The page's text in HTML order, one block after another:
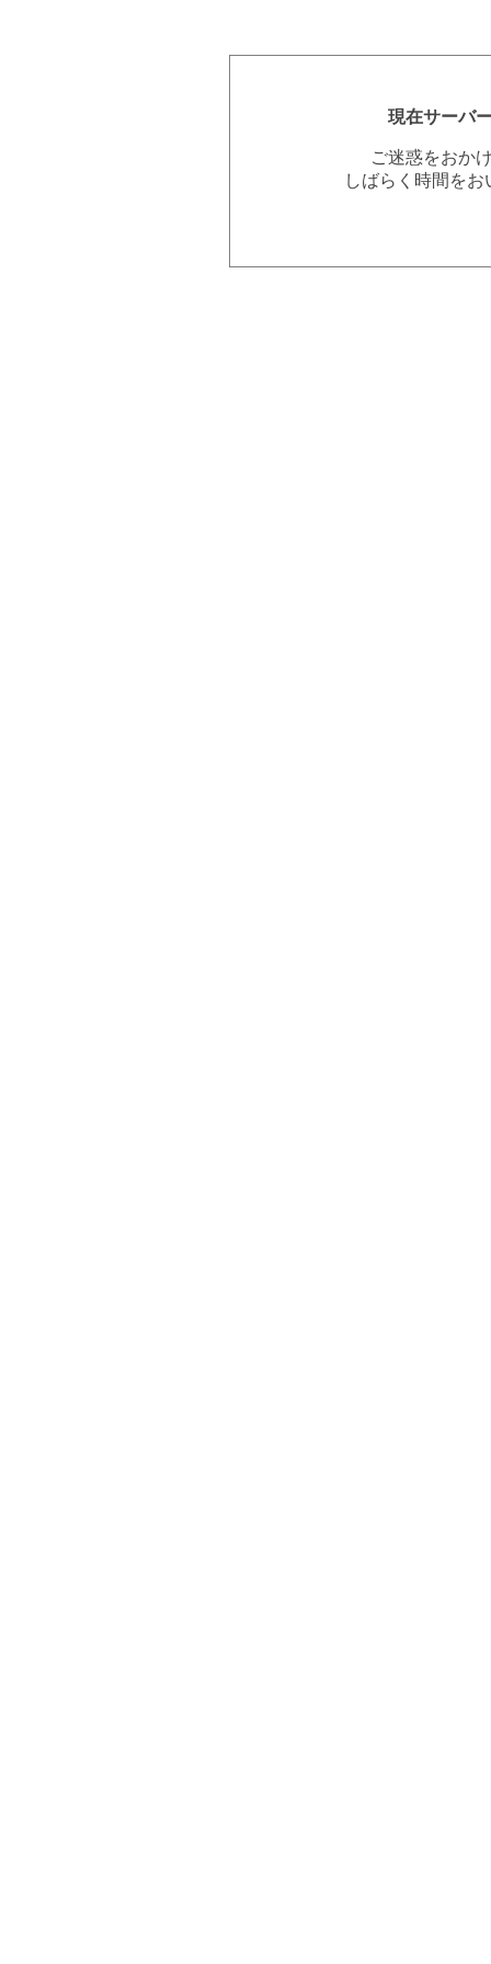
現在サーバ
ご迷惑をおか
しばらく時間を